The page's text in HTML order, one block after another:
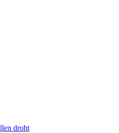
droht